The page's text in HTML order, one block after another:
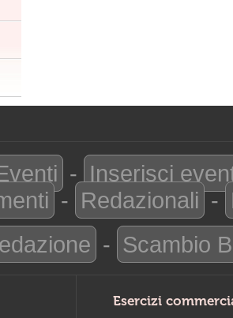
- Inserisci
- Redazionali -
- Scambio
Esercizi